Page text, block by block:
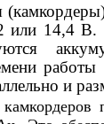
или 14,4 В.
работы
и